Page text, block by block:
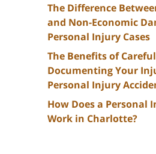
The Difference
and Non-Economic
Personal Injury Cases
The Benefits of
Documenting Your
Personal Injury
How Does a Personal
Work in Charlotte?